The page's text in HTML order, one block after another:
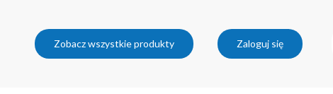
Zobacz wszystkie produkty Zaloguj się